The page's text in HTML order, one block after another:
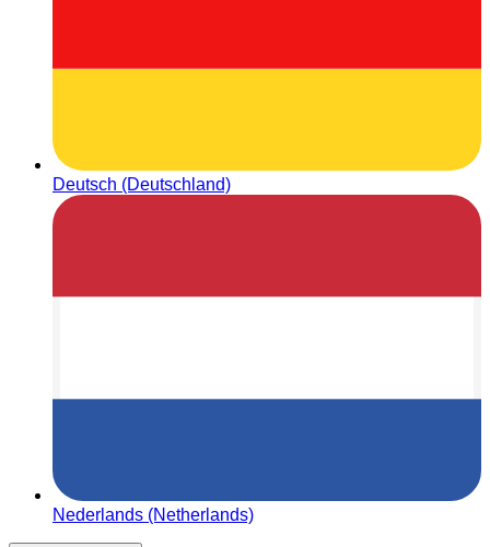
Deutsch (Deutschland)
Nederlands (Netherlands)